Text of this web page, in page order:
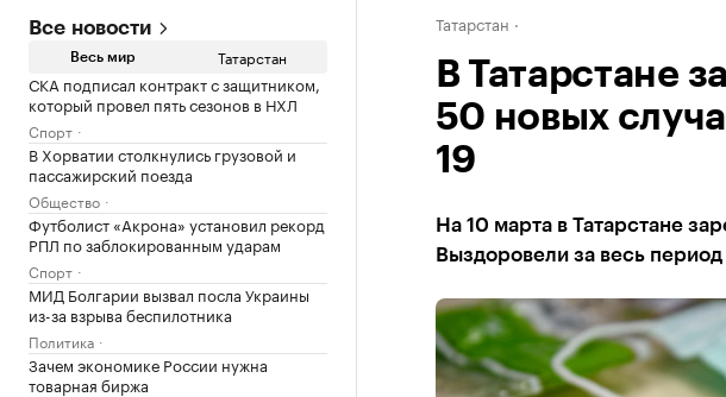
Все новости
Весь мир Татарстан
СКА подписал контракт с защитником,
который провел пять сезонов в НХЛ
Спорт
В Хорватии столкнулись грузовой и
пассажирский поезда
Общество
Футболист «Акрона» установил рекорд
РПЛ по заблокированным ударам
Спорт
МИД Болгарии вызвал посла Украины
из-за взрыва беспилотника
Политика
Зачем экономике России нужна
товарная биржа
Татарстан
В Татарстане
50 новых
19
На 10 марта в Татарстане
Выздоровели за весь период